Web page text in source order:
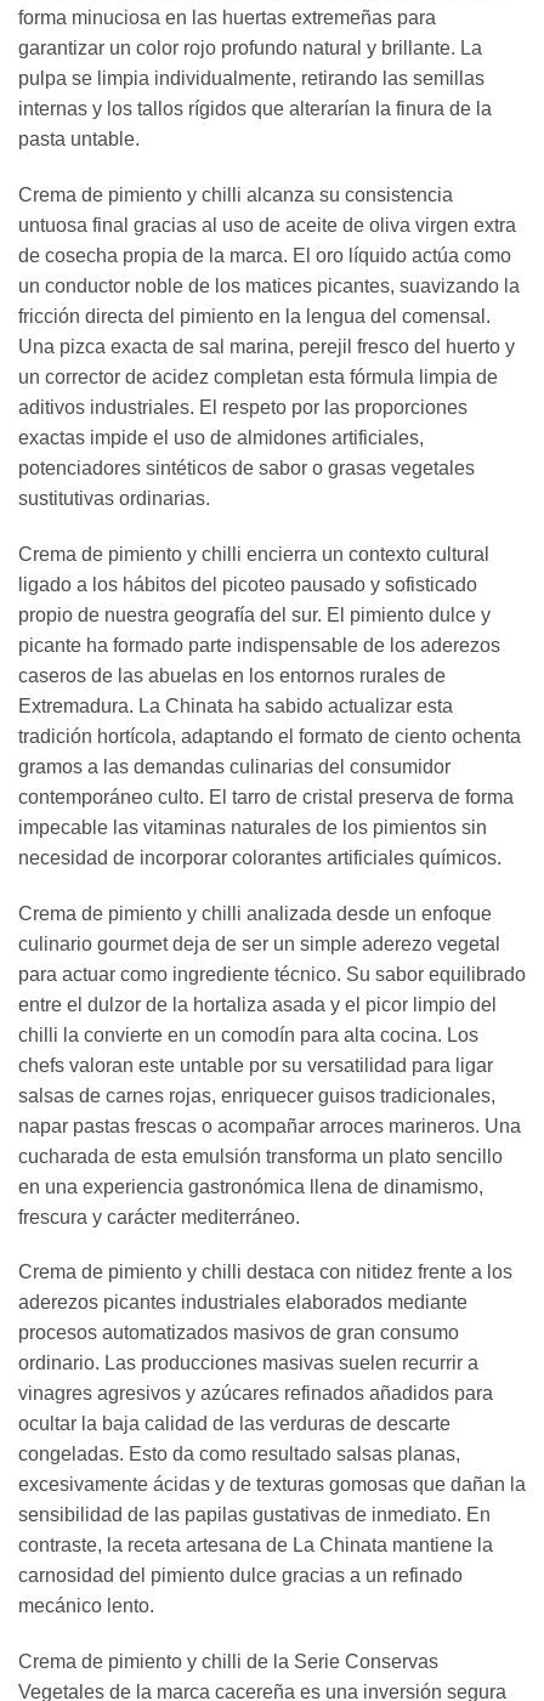
forma minuciosa en las huertas extremeñas para
garantizar un color rojo profundo natural y brillante. La
pulpa se limpia individualmente, retirando las semillas
internas y los tallos rígidos que alterarían la finura de la
pasta untable.
Crema de pimiento y chilli alcanza su consistencia
untuosa final gracias al uso de aceite de oliva virgen extra
de cosecha propia de la marca. El oro líquido actúa como
un conductor noble de los matices picantes, suavizando la
fricción directa del pimiento en la lengua del comensal.
Una pizca exacta de sal marina, perejil fresco del huerto y
un corrector de acidez completan esta fórmula limpia de
aditivos industriales. El respeto por las proporciones
exactas impide el uso de almidones artificiales,
potenciadores sintéticos de sabor o grasas vegetales
sustitutivas ordinarias.
Crema de pimiento y chilli encierra un contexto cultural
ligado a los hábitos del picoteo pausado y sofisticado
propio de nuestra geografía del sur. El pimiento dulce y
picante ha formado parte indispensable de los aderezos
caseros de las abuelas en los entornos rurales de
Extremadura. La Chinata ha sabido actualizar esta
tradición hortícola, adaptando el formato de ciento ochenta
gramos a las demandas culinarias del consumidor
contemporáneo culto. El tarro de cristal preserva de forma
impecable las vitaminas naturales de los pimientos sin
necesidad de incorporar colorantes artificiales químicos.
Crema de pimiento y chilli analizada desde un enfoque
culinario gourmet deja de ser un simple aderezo vegetal
para actuar como ingrediente técnico. Su sabor equilibrado
entre el dulzor de la hortaliza asada y el picor limpio del
chilli la convierte en un comodín para alta cocina. Los
chefs valoran este untable por su versatilidad para ligar
salsas de carnes rojas, enriquecer guisos tradicionales,
napar pastas frescas o acompañar arroces marineros. Una
cucharada de esta emulsión transforma un plato sencillo
en una experiencia gastronómica llena de dinamismo,
frescura y carácter mediterráneo.
Crema de pimiento y chilli destaca con nitidez frente a los
aderezos picantes industriales elaborados mediante
procesos automatizados masivos de gran consumo
ordinario. Las producciones masivas suelen recurrir a
vinagres agresivos y azúcares refinados añadidos para
ocultar la baja calidad de las verduras de descarte
congeladas. Esto da como resultado salsas planas,
excesivamente ácidas y de texturas gomosas que dañan la
sensibilidad de las papilas gustativas de inmediato. En
contraste, la receta artesana de La Chinata mantiene la
carnosidad del pimiento dulce gracias a un refinado
mecánico lento.
Crema de pimiento y chilli de la Serie Conservas
Vegetales de la marca cacereña es una inversión segura